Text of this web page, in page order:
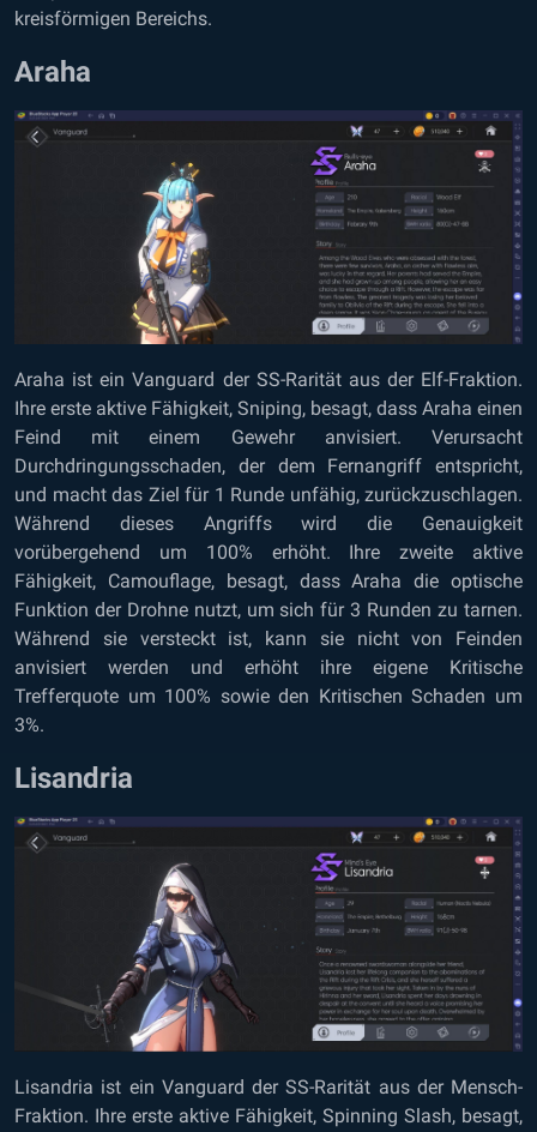
kreisförmigen Bereichs.
Araha
Araha ist ein Vanguard der SS-Rarität aus der Elf-Fraktion.
Ihre erste aktive Fähigkeit, Sniping, besagt, dass Araha einen
Feind mit einem Gewehr anvisiert. Verursacht
Durchdringungsschaden, der dem Fernangriff entspricht,
und macht das Ziel für 1 Runde unfähig, zurückzuschlagen.
Während dieses Angriffs wird die Genauigkeit
vorübergehend um 100% erhöht. Ihre zweite aktive
Fähigkeit, Camouflage, besagt, dass Araha die optische
Funktion der Drohne nutzt, um sich für 3 Runden zu tarnen.
Während sie versteckt ist, kann sie nicht von Feinden
anvisiert werden und erhöht ihre eigene Kritische
Trefferquote um 100% sowie den Kritischen Schaden um
3%.
Lisandria
Lisandria ist ein Vanguard der SS-Rarität aus der Mensch-
Fraktion. Ihre erste aktive Fähigkeit, Spinning Slash, besagt,